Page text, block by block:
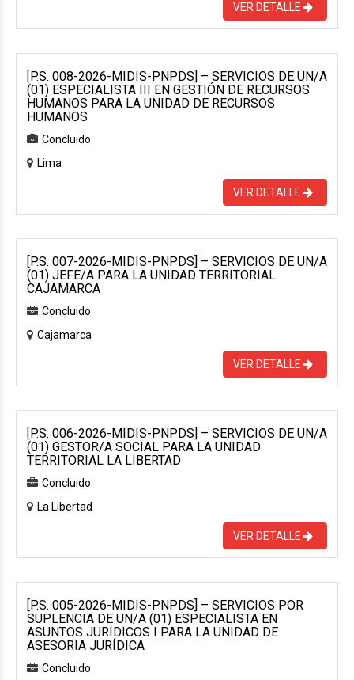
VER DETALLE
[P.S. 008-2026-MIDIS-PNPDS] – SERVICIOS DE UN/A
(01) ESPECIALISTA III EN GESTIÓN DE RECURSOS
HUMANOS PARA LA UNIDAD DE RECURSOS
HUMANOS
Concluido
Lima
VER DETALLE
[P.S. 007-2026-MIDIS-PNPDS] – SERVICIOS DE UN/A
(01) JEFE/A PARA LA UNIDAD TERRITORIAL
CAJAMARCA
Concluido
Cajamarca
VER DETALLE
[P.S. 006-2026-MIDIS-PNPDS] – SERVICIOS DE UN/A
(01) GESTOR/A SOCIAL PARA LA UNIDAD
TERRITORIAL LA LIBERTAD
Concluido
La Libertad
VER DETALLE
[P.S. 005-2026-MIDIS-PNPDS] – SERVICIOS POR
SUPLENCIA DE UN/A (01) ESPECIALISTA EN
ASUNTOS JURÍDICOS I PARA LA UNIDAD DE
ASESORIA JURÍDICA
Concluido